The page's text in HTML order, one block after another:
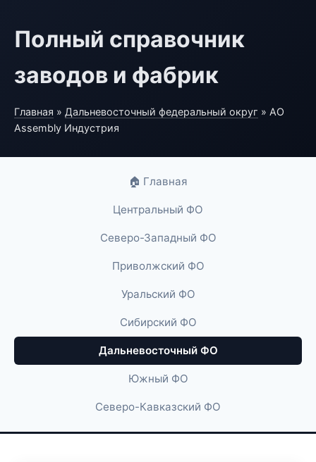
Полный справочник
заводов и фабрик
Главная » Дальневосточный федеральный округ » АО
Assembly Индустрия
🏠 Главная
Центральный ФО
Северо-Западный ФО
Приволжский ФО
Уральский ФО
Сибирский ФО
Дальневосточный ФО
Южный ФО
Северо-Кавказский ФО